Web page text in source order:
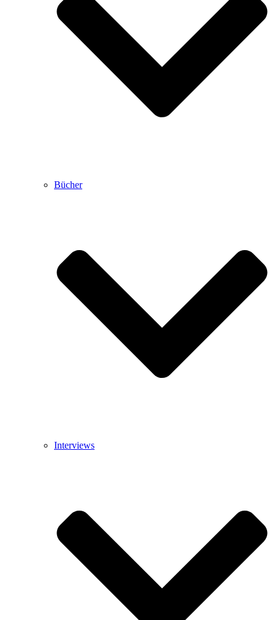
Bücher
Interviews